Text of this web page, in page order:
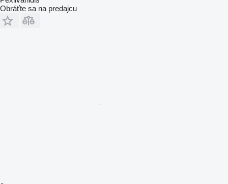
Obráťte sa na predajcu